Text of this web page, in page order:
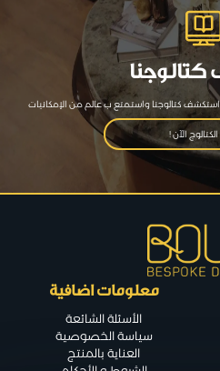
كتالوجنا واستمتع ب عالم من الإمكانيات
!
معلومات اضافية
الأسئلة الشائعة
سياسة الخصوصية
العناية بالمنتج